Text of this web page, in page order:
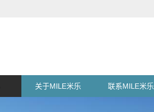
关于MILE米乐 联系MILE米乐